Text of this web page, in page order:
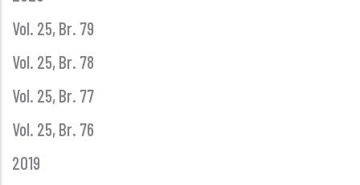
Vol. 25, Br. 79
Vol. 25, Br. 78
Vol. 25, Br. 77
Vol. 25, Br. 76
2019